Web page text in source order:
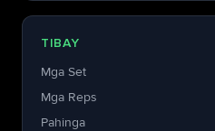
TIBAY
Mga Set
Mga Reps
Pahinga